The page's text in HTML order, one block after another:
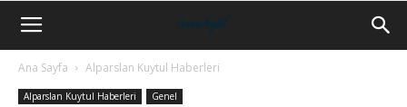
Ana Sayfa Alparslan Kuytul Haberleri
Alparslan Kuytul Haberleri Genel